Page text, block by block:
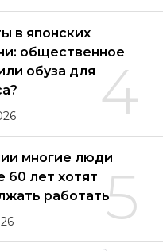
4
в японских
общественное
обуза для
5
многие люди
60 лет хотят
работать